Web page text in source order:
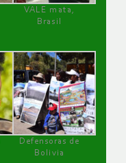
VALE mata,
Brasil
Defensoras de
Bolivia